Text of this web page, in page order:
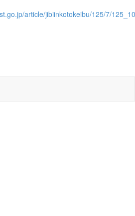
article/jibiinkotokeibu/125/7/